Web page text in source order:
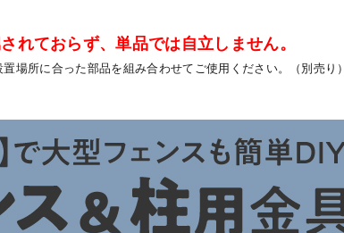
れておらず、単品では自立しません。
場所に合った部品を組み合わせてご使用ください。（別売り）